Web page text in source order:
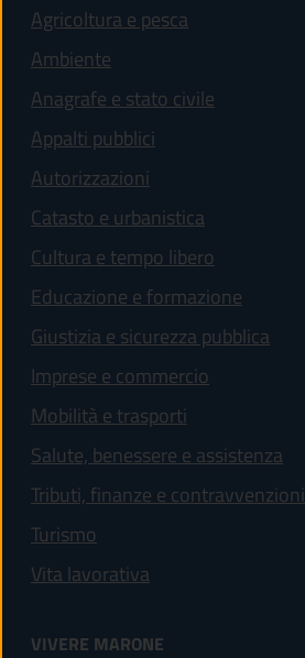
Agricoltura e pesca
Ambiente
Anagrafe e stato civile
Appalti pubblici
Autorizzazioni
Catasto e urbanistica
Cultura e tempo libero
Educazione e formazione
Giustizia e sicurezza pubblica
Imprese e commercio
Mobilità e trasporti
Salute, benessere e assistenza
Tributi, finanze e contravvenzioni
Turismo
Vita lavorativa
VIVERE MARONE